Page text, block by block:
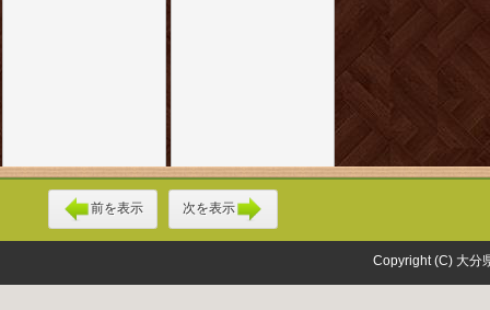
前を表示 次を表示
Copyright (C) 大分